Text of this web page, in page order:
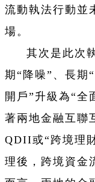
流動執法行動並
場。
其次是此次
期“降噪”、長期
開戶”升級為“全
著兩地金融互聯
QDII或“跨境理
理後，跨境資金